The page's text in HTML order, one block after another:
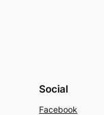
Social
Facebook